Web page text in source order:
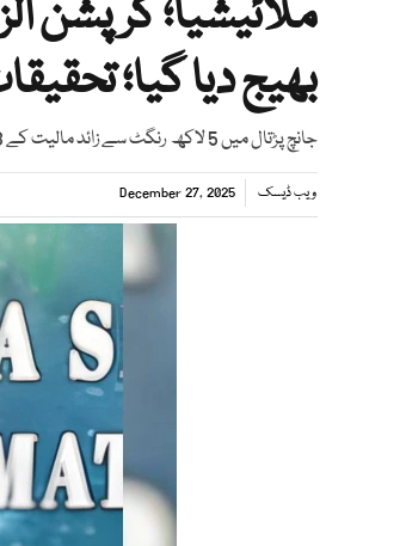
ملائیشیا؛ کرپشن
بھیج دیا گیا؛
جانچ پڑتال میں 5 لاکھ رنگٹ سے زائد مالیت کے 158 منصوبوں اور اس سے کم کے 4,521 منصوبوں میں خرد برد سامنے آئی
ویب ڈیسک December 27, 2025